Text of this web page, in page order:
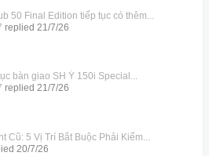
50 Final Edition tiếp tục có thêm...
replied 21/7/26
bàn giao SH Ý 150i Special...
replied 21/7/26
Cũ: 5 Vị Trí Bắt Buộc Phải Kiểm...
20/7/26